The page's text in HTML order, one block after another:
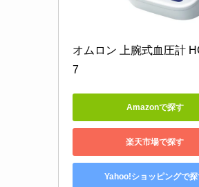
オムロン 上腕式血圧計
7
Amazonで探す
楽天市場で探す
Yahoo!ショッピングで探